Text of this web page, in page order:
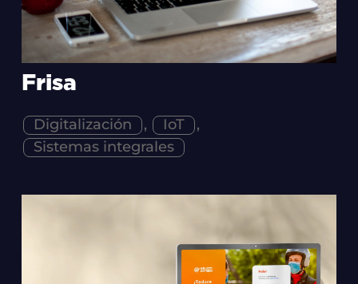
Frisa
Digitalización , IoT
,
Sistemas integrales